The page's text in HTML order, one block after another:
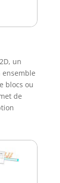
un
blocs ou
de